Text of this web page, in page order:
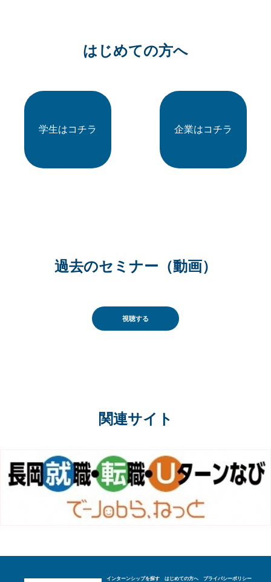
はじめての方へ
学生はコチラ 企業はコチラ
過去のセミナー（動画）
視聴する
関連サイト
インターンシップを探す はじめての方へ プライバシーポリシー